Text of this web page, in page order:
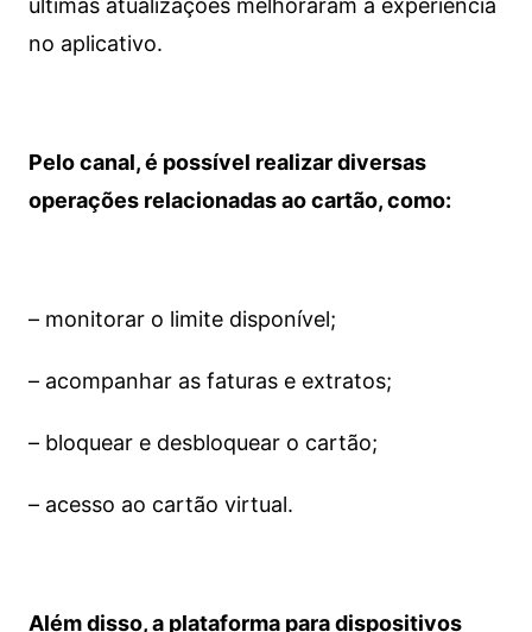
últimas atualizações melhoraram a experiência
no aplicativo.
Pelo canal, é possível realizar diversas
operações relacionadas ao cartão, como:
– monitorar o limite disponível;
– acompanhar as faturas e extratos;
– bloquear e desbloquear o cartão;
– acesso ao cartão virtual.
Além disso, a plataforma para dispositivos